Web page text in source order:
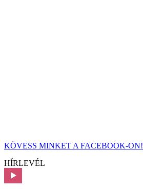
KÖVESS MINKET A FACEBOOK-ON!
HÍRLEVÉL